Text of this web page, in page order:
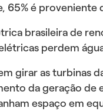
65% é proveniente
brasileira de
perdem
girar as turbinas
da geração de
espaço em